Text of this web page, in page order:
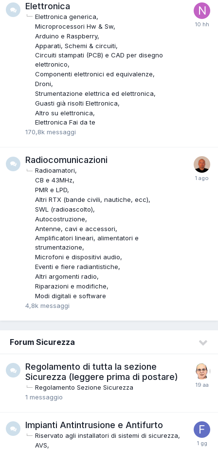
Elettronica
Elettronica generica
Microprocessori Hw & Sw
Arduino e Raspberry
Apparati, Schemi & circuiti
Circuiti stampati (PCB) e CAD per disegno
elettronico
Componenti elettronici ed equivalenze
Droni
Strumentazione elettrica ed elettronica
Guasti già risolti Elettronica
Altro su elettronica
Elettronica Fai da te
170,8k messaggi
Radiocomunicazioni
Radioamatori
CB e 43MHz
PMR e LPD
Altri RTX (bande civili, nautiche, ecc)
SWL (radioascolto)
Autocostruzione
Antenne, cavi e accessori
Amplificatori lineari, alimentatori e
strumentazione
Microfoni e dispositivi audio
Eventi e fiere radiantistiche
Altri argomenti radio
Riparazioni e modifiche
Modi digitali e software
4,8k messaggi
Forum Sicurezza
Regolamento di tutta la sezione
Sicurezza (leggere prima di postare)
Regolamento Sezione Sicurezza
1 messaggio
Impianti Antintrusione e Antifurto
Riservato agli installatori di sistemi di sicurezza
AVS